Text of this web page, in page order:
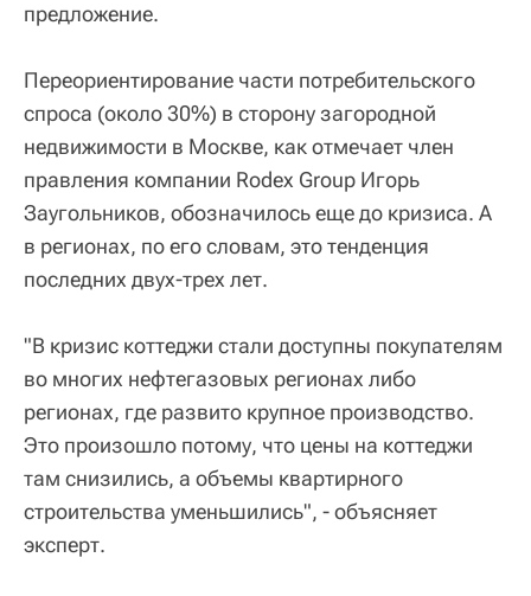
предложение.
Переориентирование части потребительского
спроса (около 30%) в сторону загородной
недвижимости в Москве, как отмечает член
правления компании Rodex Group Игорь
Заугольников, обозначилось еще до кризиса. А
в регионах, по его словам, это тенденция
последних двух-трех лет.
"В кризис коттеджи стали доступны покупателям
во многих нефтегазовых регионах либо
регионах, где развито крупное производство.
Это произошло потому, что цены на коттеджи
там снизились, а объемы квартирного
строительства уменьшились", - объясняет
эксперт.